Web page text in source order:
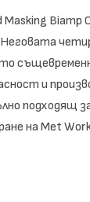
Biamp
и
подходящ
на Met